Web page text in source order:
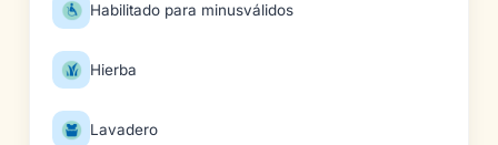
Habilitado para minusválidos
Hierba
Lavadero